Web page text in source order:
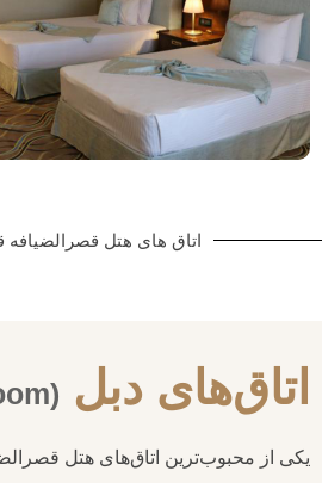
اتاق های هتل
اتاق‌های دبل (Double Room)
یکی از محبوب‌ترین اتاق‌های هتل